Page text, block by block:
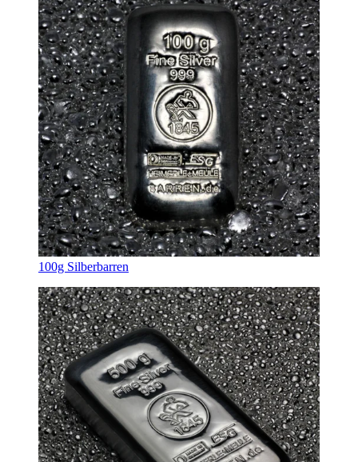
100g Silberbarren